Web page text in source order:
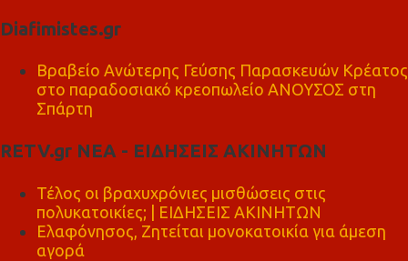
Diafimistes.gr
Βραβείο Ανώτερης Γεύσης Παρασκευών Κρέατος
στο παραδοσιακό κρεοπωλείο ΑΝΟΥΣΟΣ στη
Σπάρτη
RETV.gr ΝΕΑ - ΕΙΔΗΣΕΙΣ ΑΚΙΝΗΤΩΝ
Τέλος οι βραχυχρόνιες μισθώσεις στις
πολυκατοικίες; | ΕΙΔΗΣΕΙΣ ΑΚΙΝΗΤΩΝ
Ελαφόνησος, Ζητείται μονοκατοικία για άμεση
αγορά